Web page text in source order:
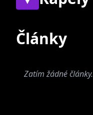
Současné
Články
Zatím žádné články.